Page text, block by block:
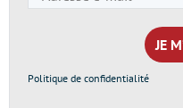
Politique de confidentialité